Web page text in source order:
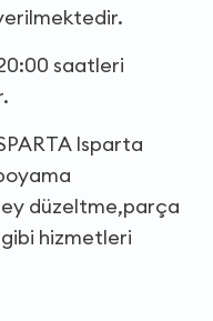
saatleri
Isparta
düzeltme,parça
hizmetleri